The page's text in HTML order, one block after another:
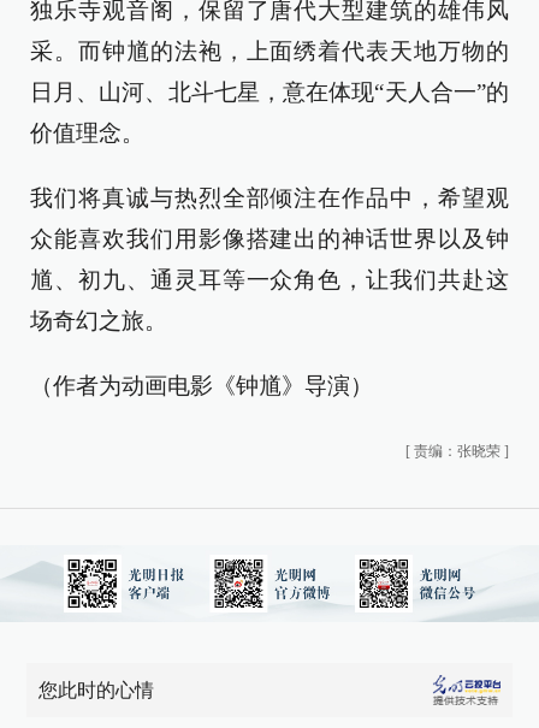
独乐寺观音阁，保留了唐代大型建筑的雄伟风
采。而钟馗的法袍，上面绣着代表天地万物的
日月、山河、北斗七星，意在体现“天人合一”的
价值理念。
我们将真诚与热烈全部倾注在作品中，希望观
众能喜欢我们用影像搭建出的神话世界以及钟
馗、初九、通灵耳等一众角色，让我们共赴这
场奇幻之旅。
（作者为动画电影《钟馗》导演）
[ 责编：张晓荣 ]
您此时的心情